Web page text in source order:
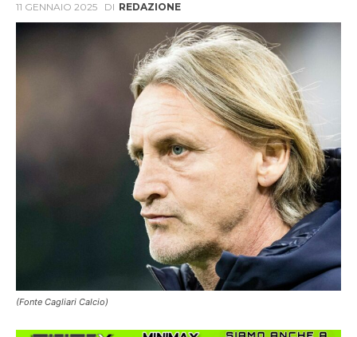
11 GENNAIO 2025 DI REDAZIONE
(Fonte Cagliari Calcio)